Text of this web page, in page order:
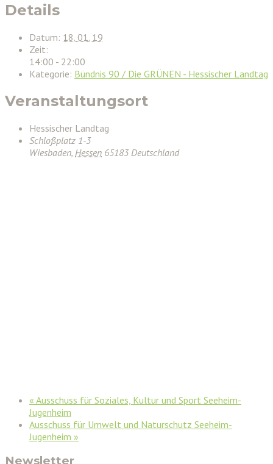
Details
Datum: 18. 01. 19
Zeit:
14:00 - 22:00
Kategorie: Bündnis 90 / Die GRÜNEN - Hessischer Landtag
Veranstaltungsort
Hessischer Landtag
Schloßplatz 1-3
Wiesbaden, Hessen 65183 Deutschland
« Ausschuss für Soziales, Kultur und Sport Seeheim-
Jugenheim
Ausschuss für Umwelt und Naturschutz Seeheim-
Jugenheim »
Newsletter